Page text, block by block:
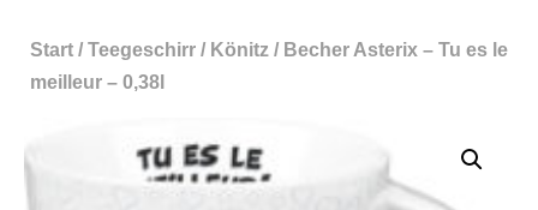
Start / Teegeschirr / Könitz / Becher Asterix – Tu es le
meilleur – 0,38l